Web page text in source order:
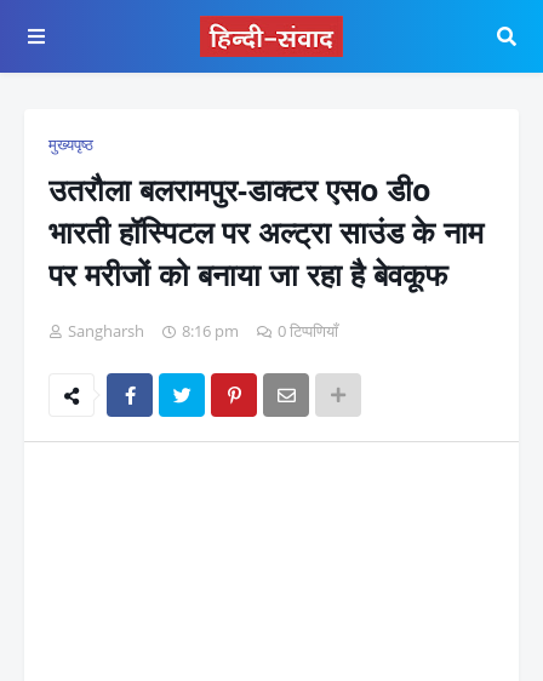
मुख्यपृष्ठ
उतरौला बलरामपुर-डाक्टर एसo डीo
भारती हॉस्पिटल पर अल्ट्रा साउंड के नाम
पर मरीजों को बनाया जा रहा है बेवकूफ
Sangharsh 8:16 pm 0 टिप्पणियाँ